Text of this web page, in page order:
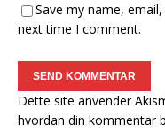
Save my name,
next time I comment.
Dette site anvender
hvordan din kommentar